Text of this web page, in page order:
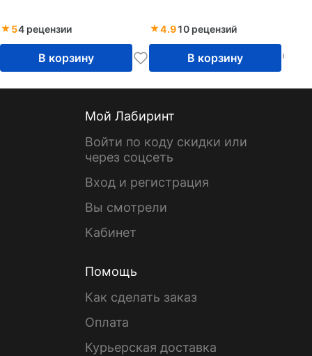
54 рецензии
В корзину
разоблачение трех
вед.
4.910 рецензий
В корзину
Мой Лабиринт
Войти по коду скидки или
через соцсеть
Вход и регистрация
Вы смотрели
Кабинет
Помощь
Как сделать заказ
Оплата
Курьерская доставка